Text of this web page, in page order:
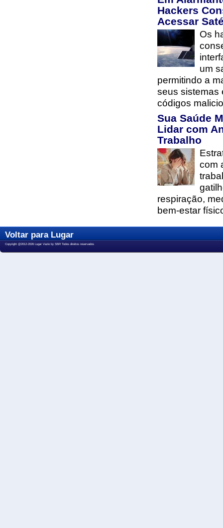
Hackers
Acessar
Os
um
permitindo a
seus sistemas
códigos
Sua Saúde
Lidar com
Trabalho
com
respiração,
bem-estar
Voltar para Lugar
Copyright @2012-2026 Lugar Vazio by SBR Todos direitos reservados